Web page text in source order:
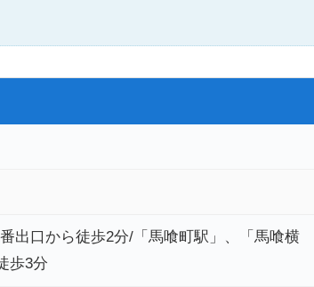
出口から徒歩2分/「馬喰町駅」、「馬喰横
歩3分